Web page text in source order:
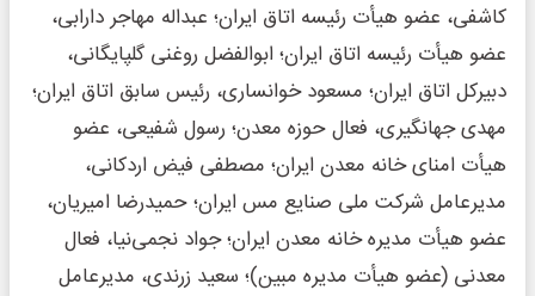
کاشفی، عضو هیأت رئیسه اتاق ایران؛ عبداله مهاجر دارابی،
عضو هیأت رئیسه اتاق ایران؛ ابوالفضل روغنی گلپایگانی،
دبیرکل اتاق ایران؛ مسعود خوانساری، رئیس سابق اتاق ایران؛
مهدی جهانگیری، فعال حوزه معدن؛ رسول شفیعی، عضو
هیأت امنای خانه معدن ایران؛ مصطفی فیض اردکانی،
مدیرعامل شرکت ملی صنایع مس ایران؛ حمیدرضا امیریان،
عضو هیأت مدیره خانه معدن ایران؛ جواد نجمی‌نیا، فعال
معدنی (عضو هیأت مدیره مبین)؛ سعید زرندی، مدیرعامل